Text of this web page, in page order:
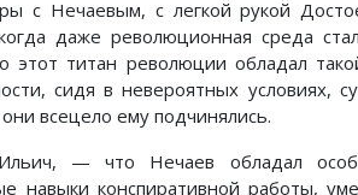
с Нечаевым, с легкой рукой
даже революционная среда
титан революции обладал
сидя в невероятных условиях,
всецело ему подчинялись.
— что Нечаев обладал
навыки конспиративной работы,